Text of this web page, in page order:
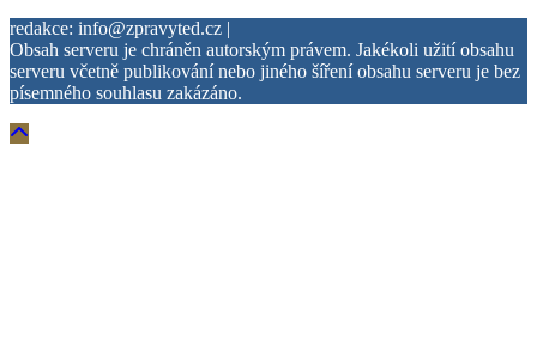
redakce: info@zpravyted.cz |
Obsah serveru je chráněn autorským právem. Jakékoli užití obsahu
serveru včetně publikování nebo jiného šíření obsahu serveru je bez
písemného souhlasu zakázáno.